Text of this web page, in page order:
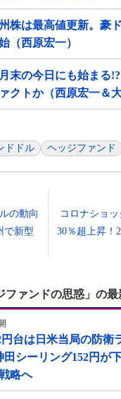
株は最高値更新。豪
（西原宏一）
末の今日にも始まる
クトか（西原宏一＆大
ドドル ヘッジファンド
の動向
で新型
コロナショ
30％超上昇！
ファンドの思惑」の最
台は日米当局の防衛
シーリング152円が
略へ